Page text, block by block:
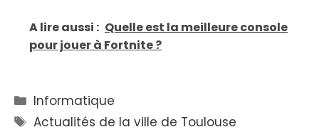
A lire aussi : Quelle est la meilleure console
pour jouer à Fortnite ?
Catégories
Informatique
Étiquettes
Actualités de la ville de Toulouse